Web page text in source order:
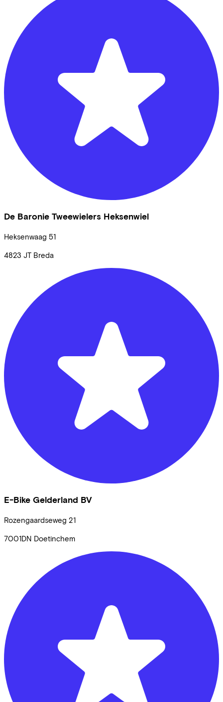
De Baronie Tweewielers Heksenwiel
Heksenwaag 51
4823 JT Breda
E-Bike Gelderland BV
Rozengaardseweg 21
7001DN Doetinchem